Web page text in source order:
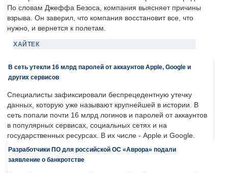
По словам Джеффа Безоса, компания выясняет причины
взрыва. Он заверил, что компания восстановит все, что
нужно, и вернется к полетам.
ХАЙТЕК
В сеть утекли 16 млрд паролей от аккаунтов Apple, Google и
других сервисов
Специалисты зафиксировали беспрецедентную утечку
данных, которую уже называют крупнейшей в истории. В
сеть попали почти 16 млрд логинов и паролей от аккаунтов
в популярных сервисах, социальных сетях и на
государственных ресурсах. В их числе - Apple и Google.
Разработчики ПО для российской ОС «Аврора» подали
заявление о банкротстве